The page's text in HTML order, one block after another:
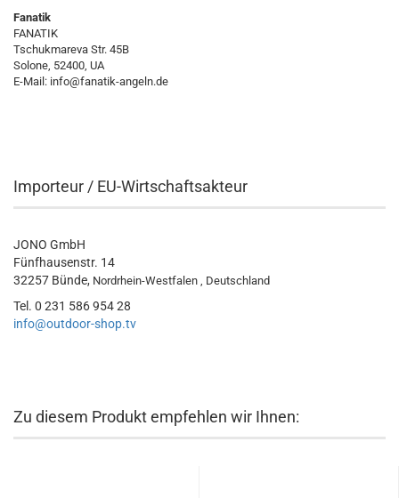
Fanatik
FANATIK
Tschukmareva Str. 45B
Solone, 52400, UA
E-Mail: info@fanatik-angeln.de
Importeur / EU-Wirtschaftsakteur
JONO GmbH
Fünfhausenstr. 14
32257 Bünde, Nordrhein-Westfalen , Deutschland
Tel. 0 231 586 954 28
info@outdoor-shop.tv
Zu diesem Produkt empfehlen wir Ihnen: